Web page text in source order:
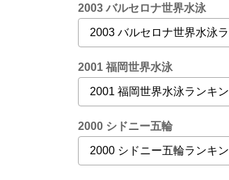
2003 バルセロナ世界水泳
2001 福岡世界水泳
2000 シドニー五輪